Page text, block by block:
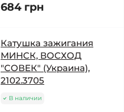
684 грн
Катушка зажигания
МИНСК, ВОСХОД
"СОВЕК" (Украина),
2102.3705
В наличии